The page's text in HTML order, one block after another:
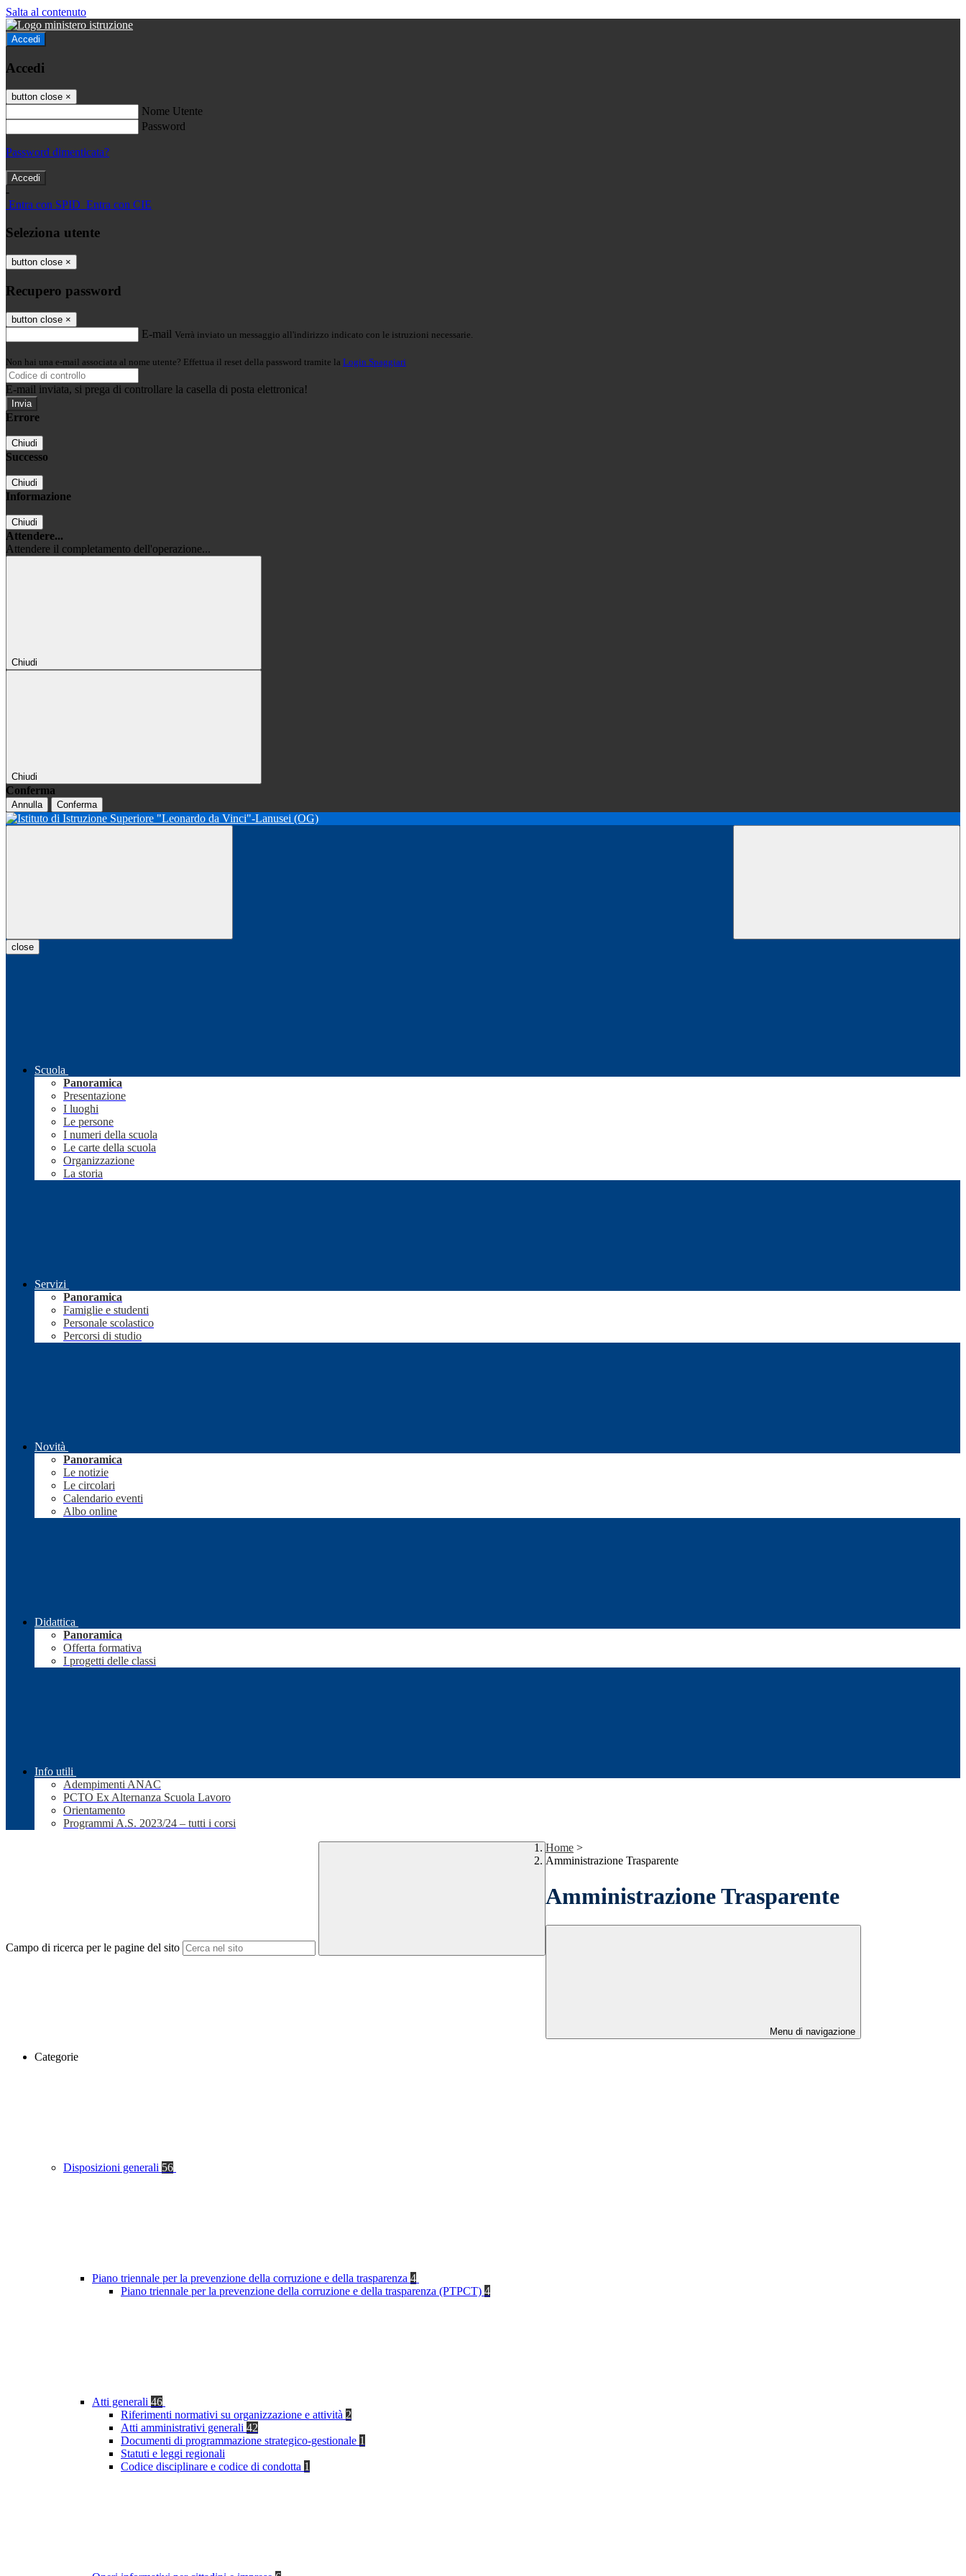
Salta al contenuto
Accedi
Accedi
button close ×
Nome Utente
Password
Password dimenticata?
-
Entra con SPID Entra con CIE
Seleziona utente
button close ×
Recupero password
button close ×
E-mail Verrà inviato un messaggio all'indirizzo indicato con le istruzioni necessarie.
Non hai una e-mail associata al nome utente? Effettua il reset della password tramite la Login Spaggiari
E-mail inviata, si prega di controllare la casella di posta elettronica!
Errore
Chiudi
Successo
Chiudi
Informazione
Chiudi
Attendere...
Attendere il completamento dell'operazione...
Chiudi
Chiudi
Conferma
Annulla Conferma
close
Scuola
Panoramica
Presentazione
I luoghi
Le persone
I numeri della scuola
Le carte della scuola
Organizzazione
La storia
Servizi
Panoramica
Famiglie e studenti
Personale scolastico
Percorsi di studio
Novità
Panoramica
Le notizie
Le circolari
Calendario eventi
Albo online
Didattica
Panoramica
Offerta formativa
I progetti delle classi
Info utili
Adempimenti ANAC
PCTO Ex Alternanza Scuola Lavoro
Orientamento
Programmi A.S. 2023/24 – tutti i corsi
Campo di ricerca per le pagine del sito
Home >
Amministrazione Trasparente
Amministrazione Trasparente
Menu di navigazione
Categorie
Disposizioni generali 56
Piano triennale per la prevenzione della corruzione e della trasparenza 4
Piano triennale per la prevenzione della corruzione e della trasparenza (PTPCT) 4
Atti generali 46
Riferimenti normativi su organizzazione e attività 2
Atti amministrativi generali 42
Documenti di programmazione strategico-gestionale 1
Statuti e leggi regionali
Codice disciplinare e codice di condotta 1